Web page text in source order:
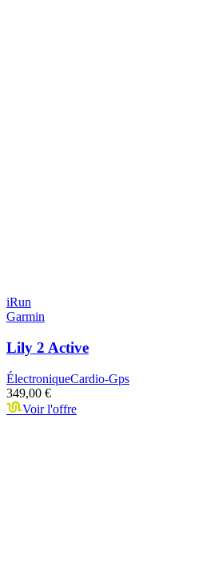
iRun
Garmin
Lily 2 Active
ÉlectroniqueCardio-Gps
349,00 €
Voir l'offre